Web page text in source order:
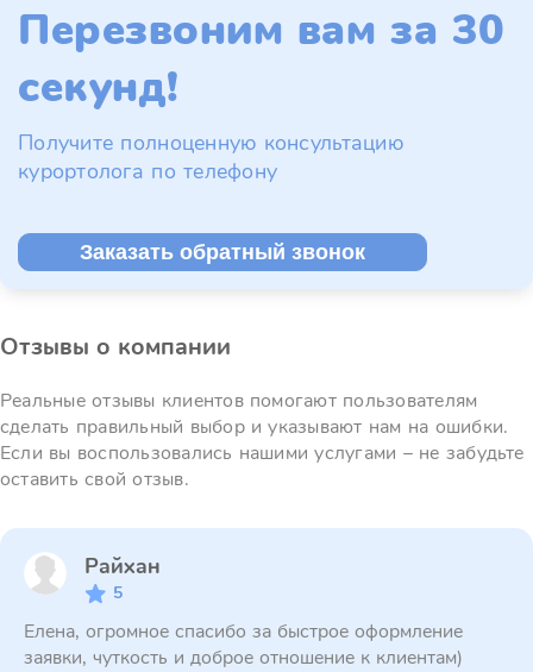
Перезвоним вам за 30
секунд!
Получите полноценную консультацию
курортолога по телефону
Заказать обратный звонок
Отзывы о компании
Реальные отзывы клиентов помогают пользователям
сделать правильный выбор и указывают нам на ошибки.
Если вы воспользовались нашими услугами – не забудьте
оставить свой отзыв.
Райхан
5
Елена, огромное спасибо за быстрое оформление
заявки, чуткость и доброе отношение к клиентам)